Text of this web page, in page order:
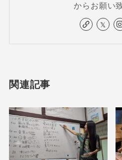
からお願い
関連記事